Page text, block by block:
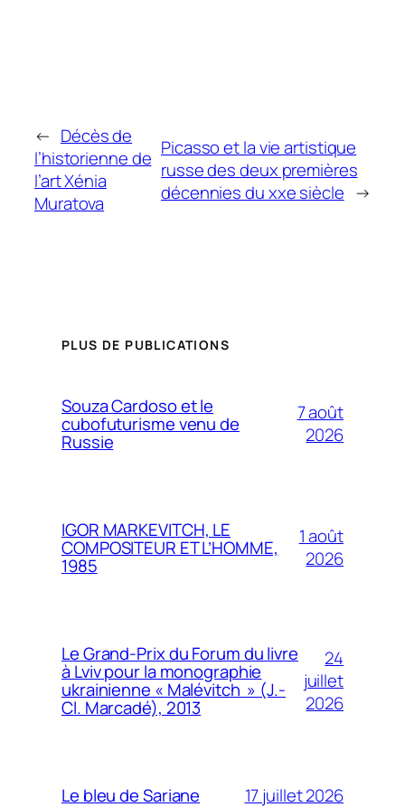
← Décès de
l’historienne de
l’art Xénia
Muratova
Picasso et la vie artistique
russe des deux premières
décennies du xxe siècle →
PLUS DE PUBLICATIONS
Souza Cardoso et le
cubofuturisme venu de
Russie
7 août
2026
IGOR MARKEVITCH, LE
COMPOSITEUR ET L’HOMME,
1985
1 août
2026
Le Grand-Prix du Forum du livre
à Lviv pour la monographie
ukrainienne « Malévitch » (J.-
Cl. Marcadé), 2013
24
juillet
2026
Le bleu de Sariane 17 juillet 2026